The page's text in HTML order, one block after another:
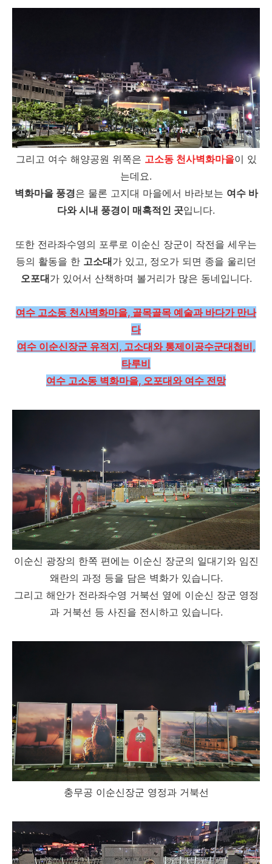
그리고 여수 해양공원 위쪽은 고소동 천사벽화마을이 있
는데요.
벽화마을 풍경은 물론 고지대 마을에서 바라보는 여수 바
다와 시내 풍경이 매혹적인 곳입니다.
또한 전라좌수영의 포루로 이순신 장군이 작전을 세우는
등의 활동을 한 고소대가 있고, 정오가 되면 종을 울리던
오포대가 있어서 산책하며 볼거리가 많은 동네입니다.
여수 고소동 천사벽화마을, 골목골목 예술과 바다가 만나
다
여수 이순신장군 유적지, 고소대와 통제이공수군대첩비,
타루비
여수 고소동 벽화마을, 오포대와 여수 전망
이순신 광장의 한쪽 편에는 이순신 장군의 일대기와 임진
왜란의 과정 등을 담은 벽화가 있습니다.
그리고 해안가 전라좌수영 거북선 옆에 이순신 장군 영정
과 거북선 등 사진을 전시하고 있습니다.
충무공 이순신장군 영정과 거북선